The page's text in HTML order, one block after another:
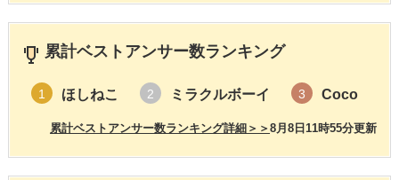
累計ベストアンサー数ランキング
1 ほしねこ 2 ミラクルボーイ 3 Coco
8月8日11時55分更新
累計ベストアンサー数ランキング詳細＞＞